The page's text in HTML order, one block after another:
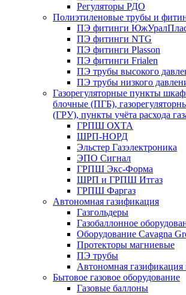
Регуляторы РДО
Полиэтиленовые трубы и
ПЭ фитинги
ПЭ фитинги NTG
ПЭ фитинги Plasson
ПЭ фитинги Frialen
ПЭ трубы высокого
ПЭ трубы низкого
Газорегуляторные пункты
блочные (ПГБ),
(ГРУ), пункты учёта расхода
ГРПШ ОХТА
ШРП-НОРД
Эльстер Газэлектроника
ЭПО Сигнал
ГРПШ Экс-Форма
ШРП и ГРПШ Итгаз
ГРПШ Фаргаз
Автономная газификация
Газгольдеры
Газобаллонное
Оборудование Cavagna
Протекторы магниевые
ПЭ трубы
Автономная
Бытовое газовое оборудование
Газовые баллоны